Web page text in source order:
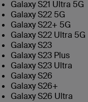
Galaxy S21 Ultra 5G
Galaxy S22 5G
Galaxy S22+ 5G
Galaxy S22 Ultra 5G
Galaxy S23
Galaxy S23 Plus
Galaxy S23 Ultra
Galaxy S26
Galaxy S26+
Galaxy S26 Ultra